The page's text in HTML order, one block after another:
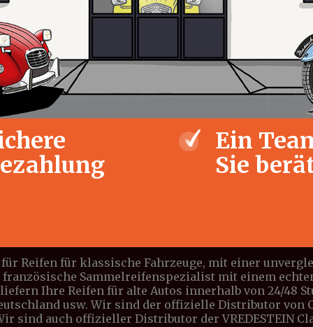
Ein
Sie
Reifen für klassische Fahrzeuge, mit einer
Sammelreifenspezialist mit einem
Ihre Reifen für alte Autos innerhalb von 24/48
usw. Wir sind der offizielle Distributor von
sind auch offizieller Distributor der VREDESTEIN